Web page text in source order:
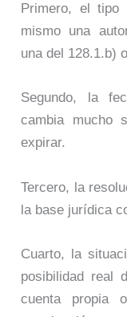
Primero, el tipo
mismo una
una del 128.1.b)
Segundo, la
cambia mucho
expirar.
Tercero, la
la base jurídica
Cuarto, la
posibilidad real
cuenta propia